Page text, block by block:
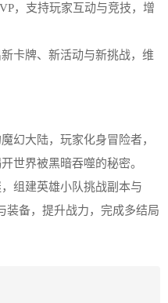
，支持玩家互动与竞技，增
卡牌、新活动与新挑战，维
幻大陆，玩家化身冒险者，
世界被黑暗吞噬的秘密。
组建英雄小队挑战副本与
装备，提升战力，完成多结局